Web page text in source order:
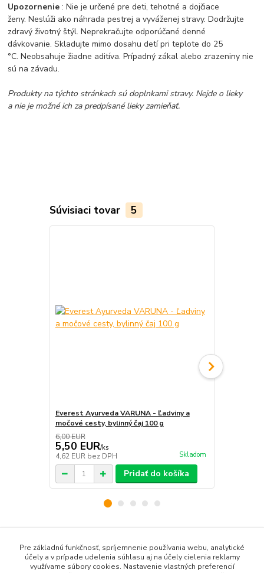
Upozornenie: Nie je určené pre deti, tehotné a dojčiace
ženy. Neslúži ako náhrada pestrej a vyváženej stravy. Dodržujte
zdravý životný štýl. Neprekračujte odporúčané denné
dávkovanie. Skladujte mimo dosahu detí pri teplote do 25
°C. Neobsahuje žiadne aditíva. Prípadný zákal alebo zrazeniny nie
sú na závadu.
Produkty na týchto stránkach sú doplnkami stravy. Nejde o lieky
a nie je možné ich za predpísané lieky zamieňať.
Súvisiaci tovar 5
Everest Ayurveda VARUNA - Ľadviny a
močové cesty, bylinný čaj 100 g
6,00 EUR
5,50 EUR/ks
4,62 EUR bez DPH Skladom
Pridať do košíka
Tovar zaradený v kategóriách
Medicinálne huby a tinktúry
Pre základnú funkčnosť, spríjemnenie používania webu, analytické
účely a v prípade udelenia súhlasu aj na účely cielenia reklamy
využívame súbory cookies. Nastavenie vlastných preferencií